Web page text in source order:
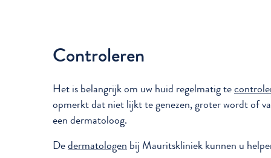
Controleren
Het is belangrijk om uw huid regelmatig te
opmerkt dat niet lijkt te genezen, groter wordt of
een dermatoloog.
Dedermatologen bij Mauritskliniek kunnen u